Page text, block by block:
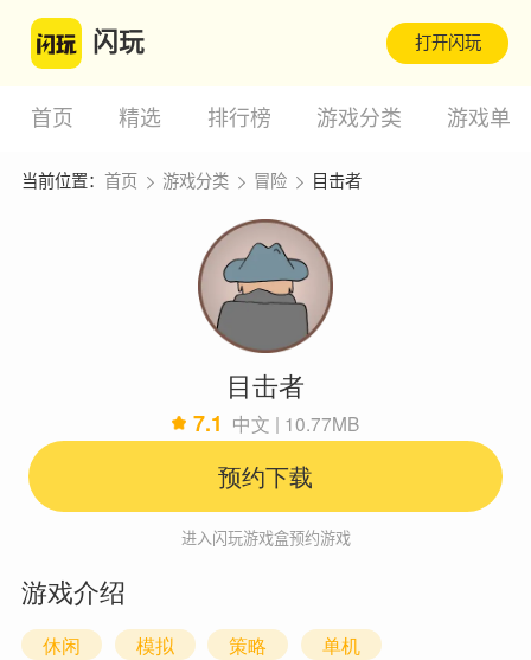
闪玩 打开闪玩
首页 精选 排行榜 游戏分类 游戏单
当前位置： 首页 游戏分类 冒险 目击者
目击者
7.1 中文 | 10.77MB
预约下载
进入闪玩游戏盒预约游戏
游戏介绍
休闲 模拟 策略 单机